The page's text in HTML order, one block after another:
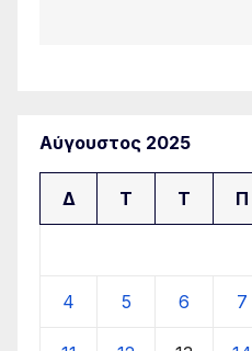
Αύγουστος 2025
Δ Τ Τ Π
4 5 6 7